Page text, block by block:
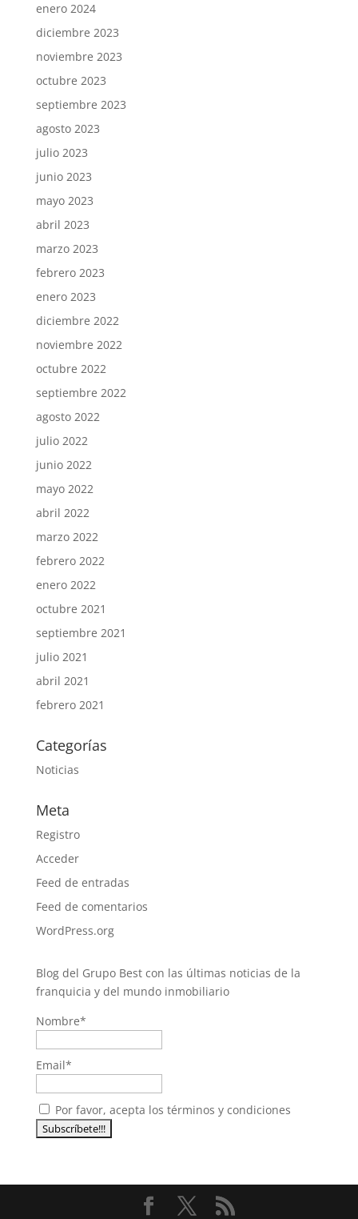
enero 2024
diciembre 2023
noviembre 2023
octubre 2023
septiembre 2023
agosto 2023
julio 2023
junio 2023
mayo 2023
abril 2023
marzo 2023
febrero 2023
enero 2023
diciembre 2022
noviembre 2022
octubre 2022
septiembre 2022
agosto 2022
julio 2022
junio 2022
mayo 2022
abril 2022
marzo 2022
febrero 2022
enero 2022
octubre 2021
septiembre 2021
julio 2021
abril 2021
febrero 2021
Categorías
Noticias
Meta
Registro
Acceder
Feed de entradas
Feed de comentarios
WordPress.org
Blog del Grupo Best con las últimas noticias de la
franquicia y del mundo inmobiliario
Nombre*
Email*
Por favor, acepta los términos y condiciones